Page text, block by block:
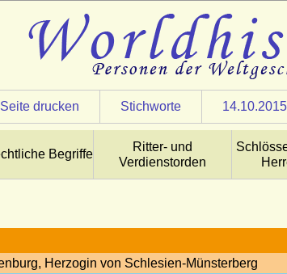
Seite drucken Stichworte 14.10.2015
Begriffe
Ritter- und
Verdienstorden
Herzogin von Schlesien-Münsterberg